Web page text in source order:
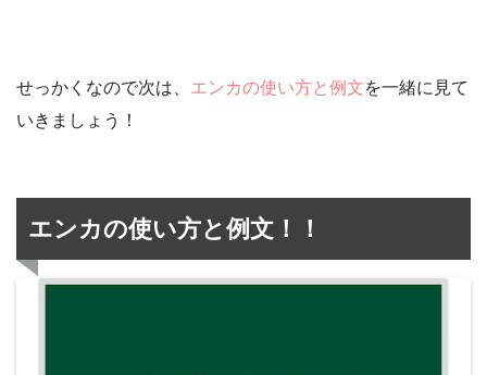
せっかくなので次は、 エンカの使い方と例文を一緒に見て
いきましょう！
エンカの使い方と例文！！